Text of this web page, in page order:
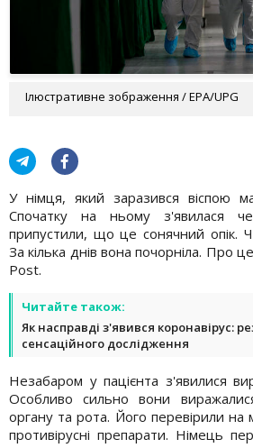
Ілюстративне зображення / EPA/UPG
У німця, який заразився віспою
Спочатку на ньому з'явилася
припустили, що це сонячний опік.
За кілька днів вона почорніла. Про
Post.
Читайте також:
Як насправді з'явився коронавірус:
сенсаційного дослідження
Незабаром у пацієнта з'явилися
Особливо сильно вони
органу та рота. Його перевірили на
противірусні препарати. Німець